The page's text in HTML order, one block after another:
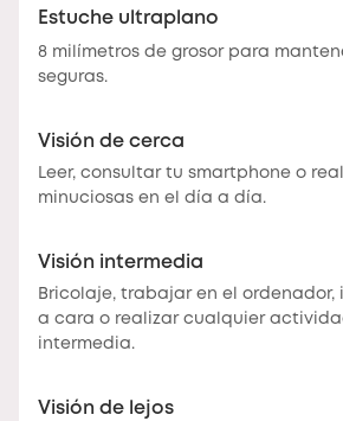
Estuche ultraplano
8 milímetros de grosor para
seguras.
Visión de cerca
Leer, consultar tu smartphone o
minuciosas en el día a día.
Visión intermedia
Bricolaje, trabajar en el
a cara o realizar cualquier
intermedia.
Visión de lejos